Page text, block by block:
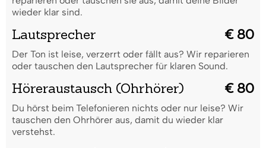
wieder klar sind.
Lautsprecher € 80
Der Ton ist leise, verzerrt oder fällt aus? Wir reparieren
oder tauschen den Lautsprecher für klaren Sound.
Höreraustausch (Ohrhörer) € 80
Du hörst beim Telefonieren nichts oder nur leise? Wir
tauschen den Ohrhörer aus, damit du wieder klar
verstehst.